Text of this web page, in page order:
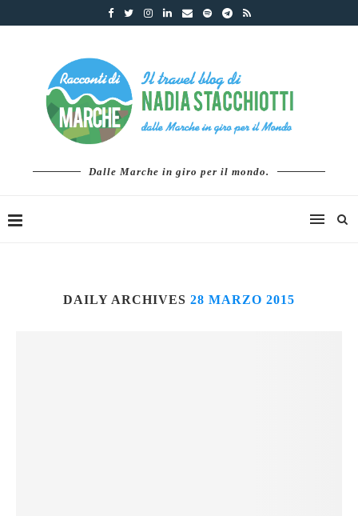
Dalle Marche in giro per il mondo.
DAILY ARCHIVES 28 MARZO 2015